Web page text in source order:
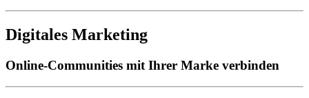
Digitales Marketing
Online-Communities mit Ihrer Marke verbinden